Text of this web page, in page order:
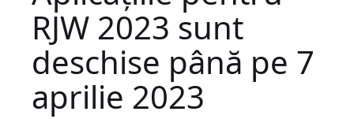
RJW 2023 sunt
deschise până pe 7
aprilie 2023